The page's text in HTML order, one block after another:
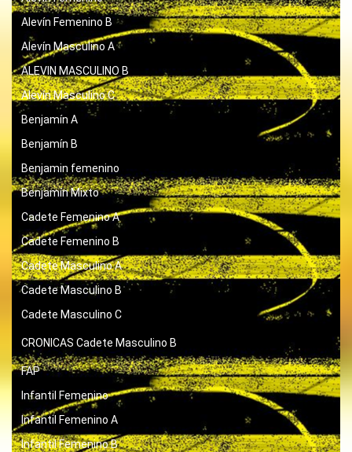
Alevín Femenino B
Alevín Masculino A
ALEVIN MASCULINO B
Alevín Masculino C
Benjamín A
Benjamín B
Benjamin femenino
Benjamín Mixto
Cadete Femenino A
Cadete Femenino B
Cadete Masculino A
Cadete Masculino B
Cadete Masculino C
CRONICAS Cadete Masculino B
FAP
Infantil Femenino
Infantil Femenino A
Infantil Femenino B